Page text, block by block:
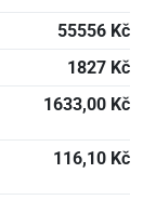
55556 Kč
1827 Kč
1633,00 Kč
116,10 Kč